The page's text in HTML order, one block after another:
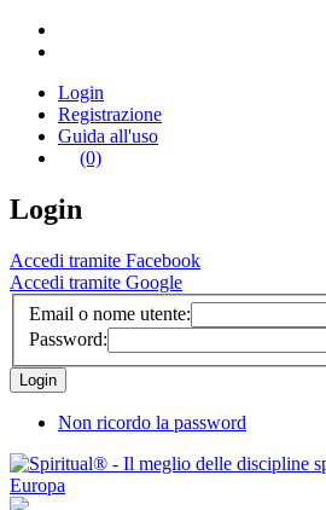
Login
Registrazione
Guida all'uso
(0)
Login
Accedi tramite Facebook
Accedi tramite Google
Email o nome utente:
Password:
Non ricordo la password